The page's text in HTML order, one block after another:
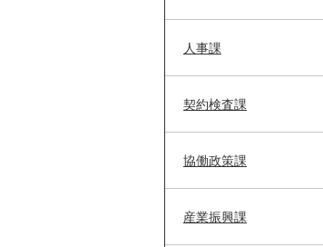
人事課
契約検査課
協働政策課
産業振興課